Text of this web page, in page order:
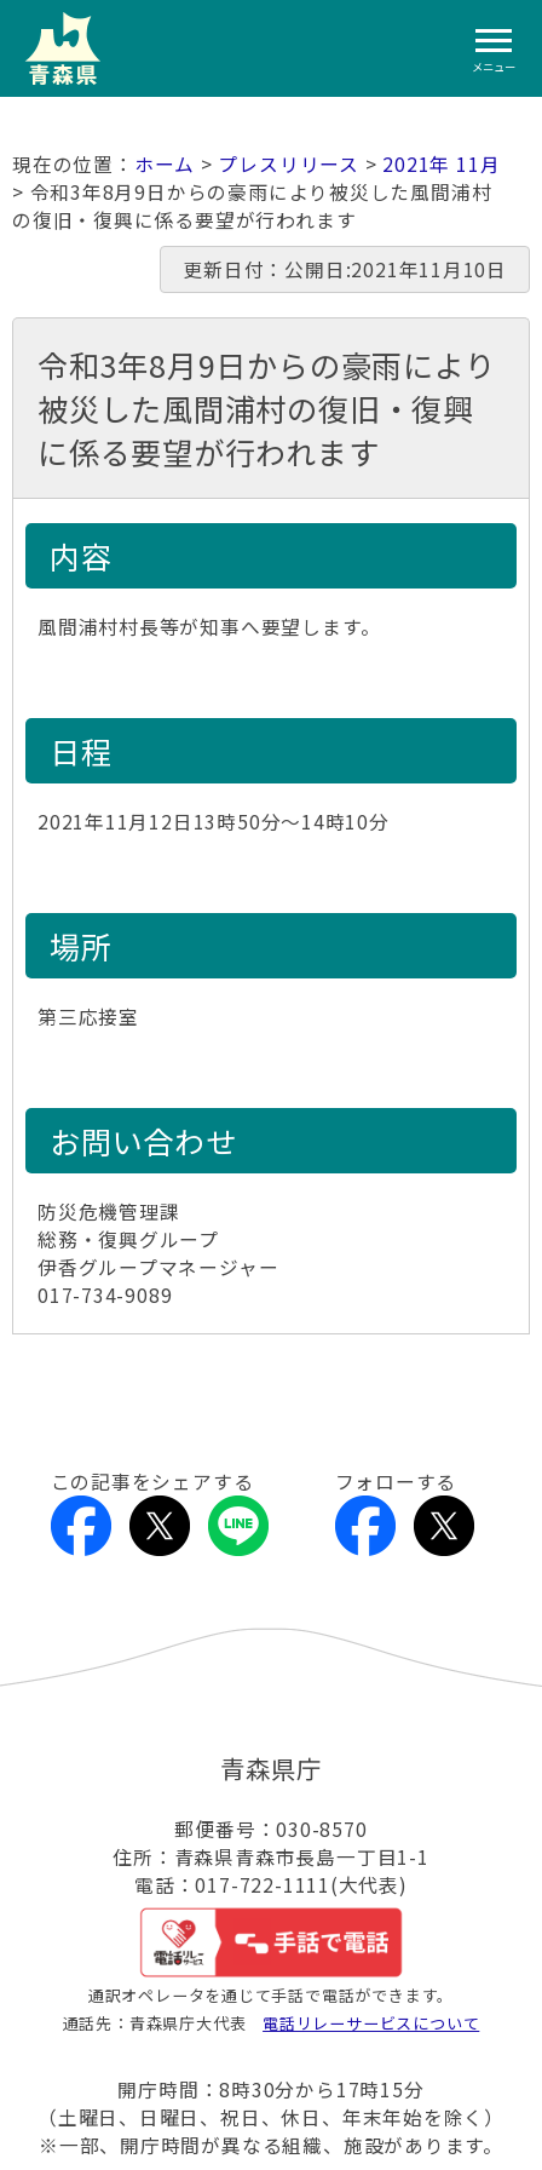
メニュー
ホーム > プレスリリース > 2021年 11月
> 令和3年8月9日からの豪雨により被災した風間浦村
の復旧・復興に係る要望が行われます
更新日付：公開日:2021年11月10日
令和3年8月9日からの豪雨により
被災した風間浦村の復旧・復興
に係る要望が行われます
内容
風間浦村村長等が知事へ要望します。
日程
2021年11月12日13時50分～14時10分
場所
第三応接室
お問い合わせ
防災危機管理課
総務・復興グループ
伊香グループマネージャー
017-734-9089
この記事をシェアする フォローする
青森県庁
郵便番号：030-8570
住所：青森県青森市長島一丁目1-1
電話：017-722-1111(大代表)
通訳オペレータを通じて手話で電話ができます。
通話先：青森県庁大代表 電話リレーサービスについて
開庁時間：8時30分から17時15分
（土曜日、日曜日、祝日、休日、年末年始を除く）
※一部、開庁時間が異なる組織、施設があります。